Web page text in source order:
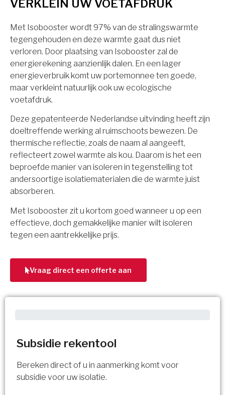
Subsidie rekentool
Bereken direct of u in aanmerking komt voor
subsidie voor uw isolatie.
VERKLEIN UW VOETAFDRUK
Met Isobooster wordt 97% van de stralingswarmte
tegengehouden en deze warmte gaat dus niet
verloren. Door plaatsing van Isobooster zal de
energierekening aanzienlijk dalen. En een lager
energieverbruik komt uw portemonnee ten goede,
maar verkleint natuurlijk ook uw ecologische
voetafdruk.
Deze gepatenteerde Nederlandse uitvinding heeft zijn
doeltreffende werking al ruimschoots bewezen. De
thermische reflectie, zoals de naam al aangeeft,
reflecteert zowel warmte als kou. Daarom is het een
beproefde manier van isoleren in tegenstelling tot
andersoortige isolatiematerialen die de warmte juist
absorberen.
Met Isobooster zit u kortom goed wanneer u op een
effectieve, doch gemakkelijke manier wilt isoleren
tegen een aantrekkelijke prijs.
Vraag direct een offerte aan